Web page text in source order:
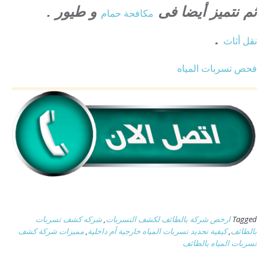
ثم نتميز أيضا فى مكافحة حمام و طيور .
نقل أثاث .
فحص تسربات المياه
Tagged ارخص شركة بالطائف لكشف التسربات,شركه كشف تسربات
بالطائف,كيفية تحديد تسربات المياه خارجية أم داخلية,مميزات شركة كشف
تسربات المياه بالطائف